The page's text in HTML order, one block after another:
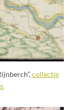
collectie